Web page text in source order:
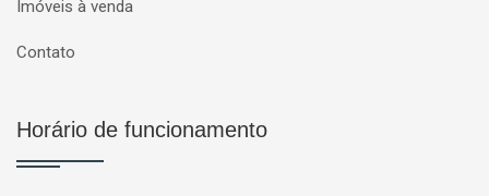
Imóveis à venda
Contato
Horário de funcionamento